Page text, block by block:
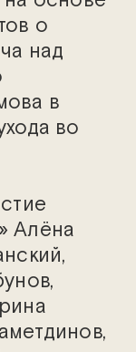
о
над
в
во
Алёна